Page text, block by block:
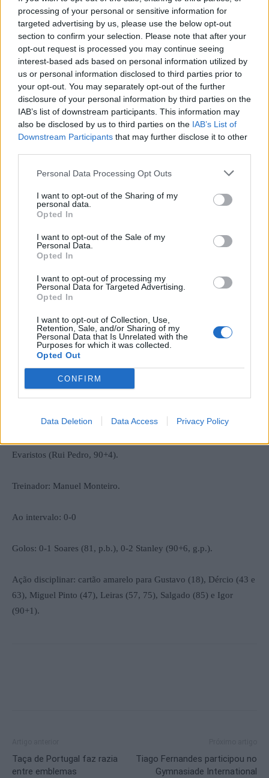
processing of your personal or sensitive information for
targeted advertising by us, please use the below opt-out
section to confirm your selection. Please note that after your
opt-out request is processed you may continue seeing
interest-based ads based on personal information utilized by
us or personal information disclosed to third parties prior to
your opt-out. You may separately opt-out of the further
disclosure of your personal information by third parties on the
IAB’s list of downstream participants. This information may
also be disclosed by us to third parties on the IAB’s List of
Downstream Participants that may further disclose it to other
Personal Data Processing Opt Outs
I want to opt-out of the Sharing of my
personal data.
Opted In
I want to opt-out of the Sale of my
Personal Data.
Opted In
I want to opt-out of processing my
Personal Data for Targeted Advertising.
Opted In
I want to opt-out of Collection, Use,
Retention, Sale, and/or Sharing of my
Personal Data that Is Unrelated with the
Purposes for which it was collected.
Opted Out
CONFIRM
Data Deletion Data Access Privacy Policy
O 2º golo dos visitantes surge no último lance do jogo: jogada de
contra-ataque, Evaristus isola-se com Nuno Silva, dribla o
guardião e é derrubado. Penálti indiscutível, que foi convertido
com sucesso por Stanley (96´).
O jogo chegou ao fim, desilusão natural para a formação
vilarealense, que fica pelo caminho na Taça de Portugal. A falta
de eficácia é motivo de preocupação, uma vez que já são 5 jogos
sem qualquer golo.
O árbitro Miguel Siva foi protagonista, conduziu mal a partida no
Vila Real.
Jogo no Campo do Calvário, em Vila Real.
Árbitro: Miguel Silva (AF Aveiro).
Vila Real: Nuno Silva, Óscar (Tomás, 86), Gustavo, Botelho
(Simãozinho, 65), Luis Henrique, Soares, Musa, Dércio, Liberal,
Miguel Pinto (Borsatto (70) e Nicolatti (Papi, 70).
Treinador: Nuno Barbosa.
Ribeirão: Heitor, Duarte, Tiago Carvalho, Igor, Coentrão, Leiras,
Evaristos (Rui Pedro, 90+4).
Treinador: Manuel Monteiro.
Ao intervalo: 0-0
Golos: 0-1 Soares (81, p.b.), 0-2 Stanley (90+6, g.p.).
Ação disciplinar: cartão amarelo para Gustavo (18), Dércio (43 e
63), Miguel Pinto (47), Leiras (57, 75), Salgado (85) e Igor
(90+1).
Taça de Portugal faz razia
entre emblemas
Tiago Fernandes participou no
Gymnasiade International